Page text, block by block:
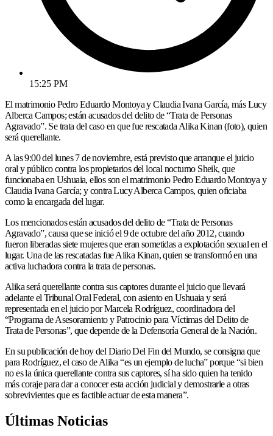
15:25 PM
El matrimonio Pedro Eduardo Montoya y Claudia Ivana García, más Lucy
Alberca Campos; están acusados del delito de “Trata de Personas
Agravado”. Se trata del caso en que fue rescatada Alika Kinan (foto), quien
será querellante.
A las 9:00 del lunes 7 de noviembre, está previsto que arranque el juicio
oral y público contra los propietarios del local nocturno Sheik, que
funcionaba en Ushuaia, ellos son el matrimonio Pedro Eduardo Montoya y
Claudia Ivana García; y contra Lucy Alberca Campos, quien oficiaba
como la encargada del lugar.
Los mencionados están acusados del delito de “Trata de Personas
Agravado”, causa que se inició el 9 de octubre del año 2012, cuando
fueron liberadas siete mujeres que eran sometidas a explotación sexual en el
lugar. Una de las rescatadas fue Alika Kinan, quien se transformó en una
activa luchadora contra la trata de personas.
Alika será querellante contra sus captores durante el juicio que llevará
adelante el Tribunal Oral Federal, con asiento en Ushuaia y será
representada en el juicio por Marcela Rodríguez, coordinadora del
“Programa de Asesoramiento y Patrocinio para Víctimas del Delito de
Trata de Personas”, que depende de la Defensoría General de la Nación.
En su publicación de hoy del Diario Del Fin del Mundo, se consigna que
para Rodríguez, el caso de Alika “es un ejemplo de lucha” porque “si bien
no es la única querellante contra sus captores, sí ha sido quien ha tenido
más coraje para dar a conocer esta acción judicial y demostrarle a otras
sobrevivientes que es factible actuar de esta manera”.
Últimas Noticias